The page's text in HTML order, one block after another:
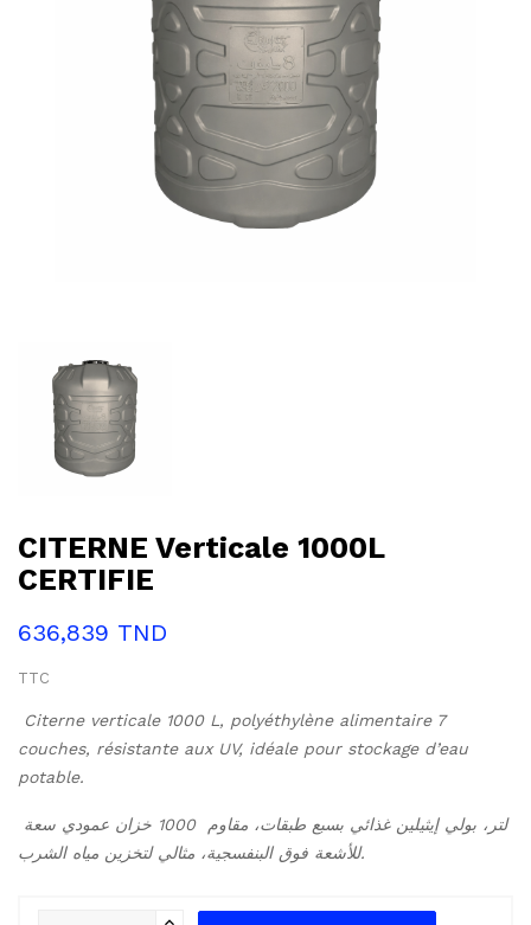
CITERNE Verticale 1000L
CERTIFIE
636,839 TND
TTC
Citerne verticale 1000 L, polyéthylène alimentaire 7
couches, résistante aux UV, idéale pour stockage d’eau
potable.
خزان عمودي سعة ‎1000 لتر، بولي إيثيلين غذائي بسبع طبقات، مقاوم
للأشعة فوق البنفسجية، مثالي لتخزين مياه الشرب.